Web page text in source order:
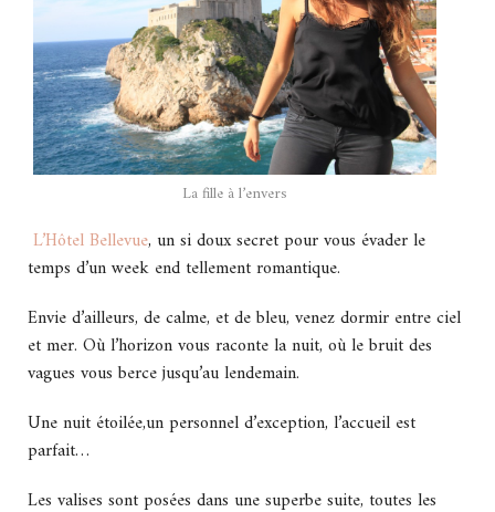
La fille à l’envers
L’Hôtel Bellevue, un si doux secret pour vous évader le
temps d’un week end tellement romantique.
Envie d’ailleurs, de calme, et de bleu, venez dormir entre ciel
et mer. Où l’horizon vous raconte la nuit, où le bruit des
vagues vous berce jusqu’au lendemain.
Une nuit étoilée,un personnel d’exception, l’accueil est
parfait…
Les valises sont posées dans une superbe suite, toutes les